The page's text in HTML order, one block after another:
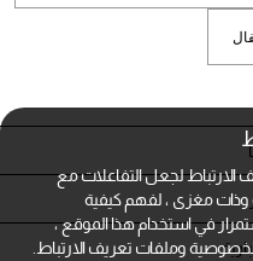
لجعل التفاعلات مع
وذات مغزى ، لفهم كيفية
في استخدام هذا الموقع ،
وملفات تعريف الارتباط.